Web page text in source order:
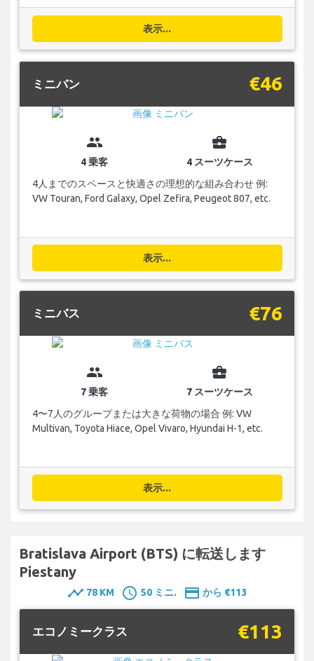
表示...
ミニバン €46
group
4 乗客
business_center
4 スーツケース
4人までのスペースと快適さの理想的な組み合わせ 例:
VW Touran, Ford Galaxy, Opel Zefira, Peugeot 807, etc.
表示...
ミニバス €76
group
7 乗客
business_center
7 スーツケース
4〜7人のグループまたは大きな荷物の場合 例: VW
Multivan, Toyota Hiace, Opel Vivaro, Hyundai H-1, etc.
表示...
Bratislava Airport (BTS) に転送します
Piestany
timeline 78 KM schedule 50 ミニ. payment から €113
エコノミークラス €113